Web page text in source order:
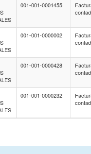
001-001-0001455
001-001-0000002
001-001-0000428
001-001-0000232